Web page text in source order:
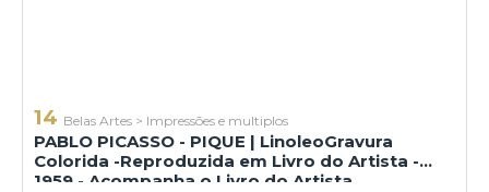
14 Belas Artes > Impressões e multiplos
PABLO PICASSO - PIQUE | LinoleoGravura
Colorida -Reproduzida em Livro do Artista -
1959 - Acompanha o Livro do Artista